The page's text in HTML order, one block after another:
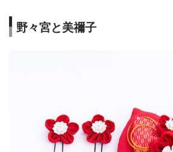
野々宮と美禰子